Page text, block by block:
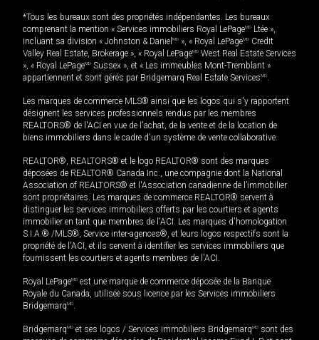
*Tous les bureaux sont des propriétés indépendantes. Les bureaux
comprenant la mention « Services immobiliers Royal LePageMD Ltée »,
incluant sa division « Johnston & Daniel MD », « Royal LePageMD Credit
Valley Real Estate, Brokerage », « Royal LePageMD West Real Estate Services
», « Royal LePageMD Sussex », et « Les immeubles Mont-Tremblant »
appartiennent et sont gérés par Bridgemarq Real Estate ServicesMD.
Les marques de commerce MLS® ainsi que les logos qui s'y rapportent
désignent les services professionnels rendus par les membres
REALTORS® de l'ACI en vue de l'achat, de la vente et de la location de
biens immobiliers dans le cadre d'un système de vente collaborative.
REALTOR®, REALTORS® et le logo REALTOR® sont des marques
déposées de REALTOR® Canada Inc., une compagnie dont la National
Association of REALTORS® et l'Association canadienne de l’immobilier
sont propriétaires. Les marques de commerce REALTOR® servent à
distinguer les services immobiliers offerts par les courtiers et agents
immobilier en tant que membres de l'ACI. Les marques d'homologation
S.I.A.® /MLS®, Service inter-agences®, et leurs logos respectifs sont la
propriété de l'ACI, et ils servent à identifier les services immobiliers que
fournissent les courtiers et agents membres de l'ACI.
Royal LePageMD est une marque de commerce déposée de la Banque
Royale du Canada, utilisée sous licence par les Services immobiliers
BridgemarqMD.
BridgemarqMD et ses logos / Services immobiliers BridgemarqMD sont des